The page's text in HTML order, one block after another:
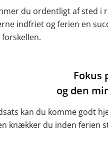
du ordentligt af sted i
indfriet og ferien en
Fokus
og den
kan du komme godt
knækker du inden ferien